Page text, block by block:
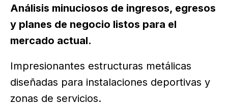
Análisis minuciosos de ingresos, egresos
y planes de negocio listos para el
mercado actual.
Impresionantes estructuras metálicas
diseñadas para instalaciones deportivas y
zonas de servicios.